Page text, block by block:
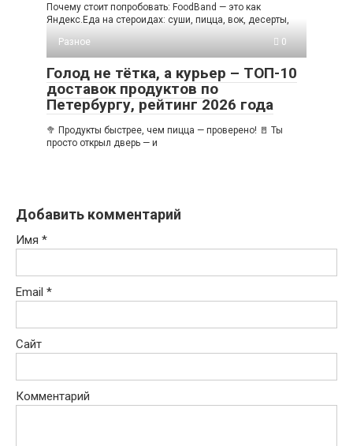
Почему стоит попробовать: FoodBand — это как
Яндекс.Еда на стероидах: суши, пицца, вок, десерты,
Разное
0
Голод не тётка, а курьер – ТОП-10
доставок продуктов по
Петербургу, рейтинг 2026 года
🥦 Продукты быстрее, чем пицца — проверено! 🚪 Ты
просто открыл дверь — и
Добавить комментарий
Имя *
Email *
Сайт
Комментарий